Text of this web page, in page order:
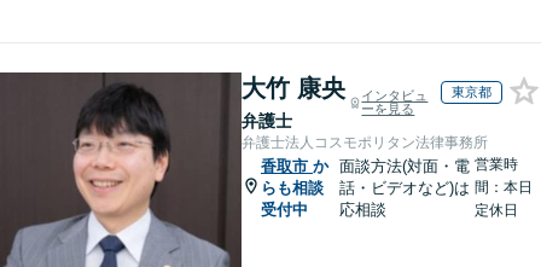
大竹 康央
弁護士
インタビュ
ーを見る
東京都
弁護士法人コスモポリタン法律事務所
香取市 か
らも相談
受付中
面談方法(対面・電
話・ビデオなど)は
応相談
営業時
間：本日
定休日